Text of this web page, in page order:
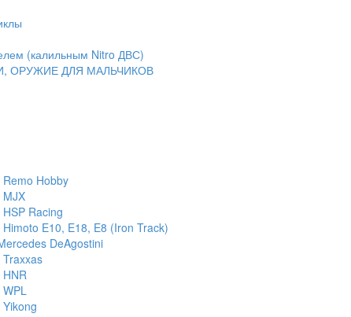
(калильным Nitro ДВС)
ОРУЖИЕ ДЛЯ МАЛЬЧИКОВ
Hobby
MJX
Racing
E10, E18, E8 (Iron Track)
DeAgostini